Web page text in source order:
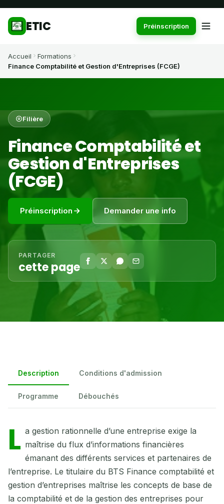
ETIC Préinscription
Accueil
Formations
Finance Comptabilité et Gestion d'Entreprises (FCGE)
Filière
Finance Comptabilité et
Gestion d'Entreprises
(FCGE)
Préinscription Demander une info
PARTAGER
cette page
Description Conditions d'admission
Programme Débouchés
L a gestion rationnelle d’une entreprise exige la
maîtrise du flux d’informations financières
émanant des différents services et partenaires de
l’entreprise. Le titulaire du BTS Finance comptabilité et
gestion d’entreprises maîtrise les concepts de base de
la comptabilité et de la gestion des entreprises pour